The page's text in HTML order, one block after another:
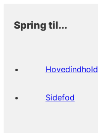
Spring til...
Hovedindhold
Sidefod